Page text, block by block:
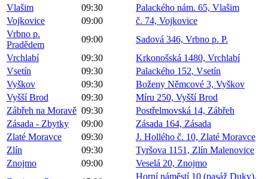
Vlašim
09:30
Palackého nám. 65, Vlašim
Vojkovice
09:00
č. 74, Vojkovice
Vrbno p.
Pradědem
09:00
Sadová 346, Vrbno p. P.
Vrchlabí
09:30
Krkonošská 1480, Vrchlabí
Vsetín
09:30
Palackého 152, Vsetín
Vyškov
09:30
Boženy Němcové 3, Vyškov
Vyšší Brod
09:30
Míru 250, Vyšší Brod
Zábřeh na Moravě 09:30
Postřelmovská 14, Zábřeh
Zásada - Zbytky
09:00
Zásada 164, Zásada
Zlaté Moravce
09:30
J. Hollého č. 10, Zlaté Moravce
Zlín
09:30
Tyršova 1151, Zlín Malenovice
Znojmo
09:00
Veselá 20, Znojmo
Horní náměstí 10 (pasáž Duky),